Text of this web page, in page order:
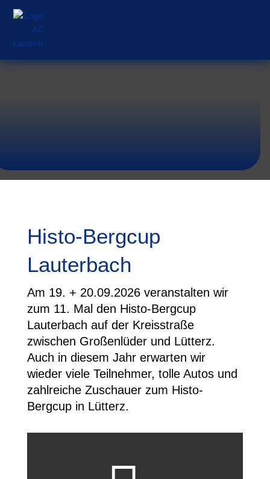
Histo-Bergcup
Lauterbach
Am 19. + 20.09.2026veranstalten wir
zum 11. Mal den Histo-Bergcup
Lauterbach auf der Kreisstraße
zwischen Großenlüder und Lütterz.
Auch in diesem Jahr erwarten wir
wieder viele Teilnehmer, tolle Autos und
zahlreiche Zuschauer zum Histo-
Bergcup in Lütterz.